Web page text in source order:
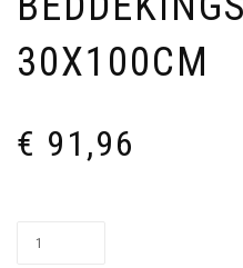
30X100CM
€ 91,96